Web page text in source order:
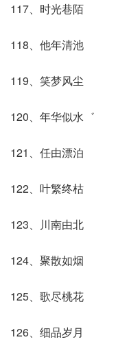
117、时光巷陌
118、他年清池
119、笑梦风尘
120、年华似水゛
121、任由漂泊
122、叶繁终枯
123、川南由北
124、聚散如烟
125、歌尽桃花
126、细品岁月